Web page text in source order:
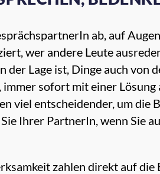
ab, auf
wer andere Leute
der Lage ist, Dinge auch von
immer sofort mit einer
viel entscheidender, um die
Ihrer PartnerIn, wenn Sie
zahlen direkt auf die